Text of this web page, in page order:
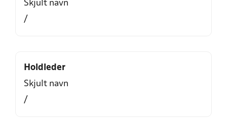
Skjult navn
/
Holdleder
Skjult navn
/